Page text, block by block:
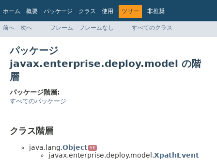
ホーム 概要 パッケージ クラス 使用 ツリー
非推奨
インデックス
ヘルプ
Jakarta EE 8 仕様 API
前へ 次へ フレーム フレームなし すべてのクラス
パッケージ
javax.enterprise.deploy.model の階
層
パッケージ階層:
すべてのパッケージ
クラス階層
java.lang.Object SE
javax.enterprise.deploy.model.XpathEvent